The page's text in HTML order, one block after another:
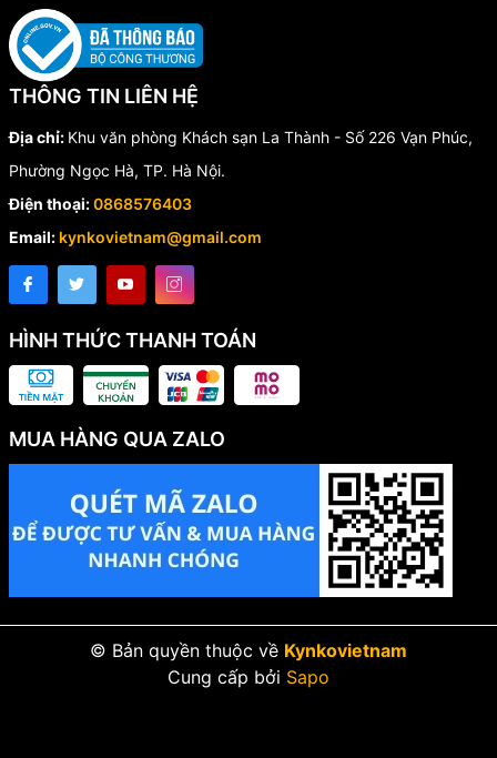
THÔNG TIN LIÊN HỆ
Địa chỉ: Khu văn phòng Khách sạn La Thành - Số 226 Vạn Phúc,
Phường Ngọc Hà, TP. Hà Nội.
Điện thoại:0868576403
Email: kynkovietnam@gmail.com
HÌNH THỨC THANH TOÁN
MUA HÀNG QUA ZALO
© Bản quyền thuộc về Kynkovietnam
Cung cấp bởi Sapo